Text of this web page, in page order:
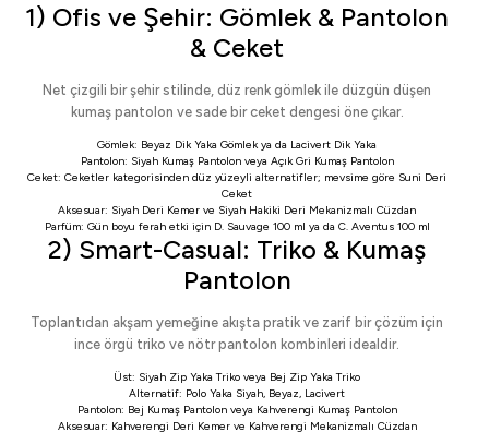
1) Ofis ve Şehir: Gömlek & Pantolon
& Ceket
Net çizgili bir şehir stilinde, düz renk gömlek ile düzgün düşen
kumaş pantolon ve sade bir ceket dengesi öne çıkar.
Gömlek: Beyaz Dik Yaka Gömlek ya da Lacivert Dik Yaka
Pantolon: Siyah Kumaş Pantolonveya Açık Gri Kumaş Pantolon
Ceket: Ceketler kategorisinden düz yüzeyli alternatifler; mevsime göre Suni Deri
Ceket
Aksesuar: Siyah Deri Kemer ve Siyah Hakiki Deri Mekanizmalı Cüzdan
Parfüm: Gün boyu ferah etki için D. Sauvage 100 ml ya da C. Aventus 100 ml
2) Smart-Casual: Triko & Kumaş
Pantolon
Toplantıdan akşam yemeğine akışta pratik ve zarif bir çözüm için
ince örgü triko ve nötr pantolon kombinleri idealdir.
Üst: Siyah Zip Yaka Triko veya Bej Zip Yaka Triko
Alternatif: Polo Yaka Siyah, Beyaz, Lacivert
Pantolon: Bej Kumaş Pantolonveya Kahverengi Kumaş Pantolon
Aksesuar: Kahverengi Deri Kemerve Kahverengi Mekanizmalı Cüzdan